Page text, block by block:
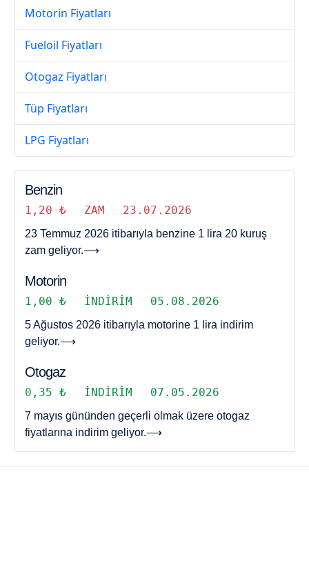
Motorin Fiyatları
Fueloil Fiyatları
Otogaz Fiyatları
Tüp Fiyatları
LPG Fiyatları
Benzin
1,20 ₺ ZAM 23.07.2026
23 Temmuz 2026 itibarıyla benzine 1 lira 20 kuruş
zam geliyor.⟶
Motorin
1,00 ₺ İNDIRIM 05.08.2026
5 Ağustos 2026 itibarıyla motorine 1 lira indirim
geliyor.⟶
Otogaz
0,35 ₺ İNDIRIM 07.05.2026
7 mayıs gününden geçerli olmak üzere otogaz
fiyatlarına indirim geliyor.⟶